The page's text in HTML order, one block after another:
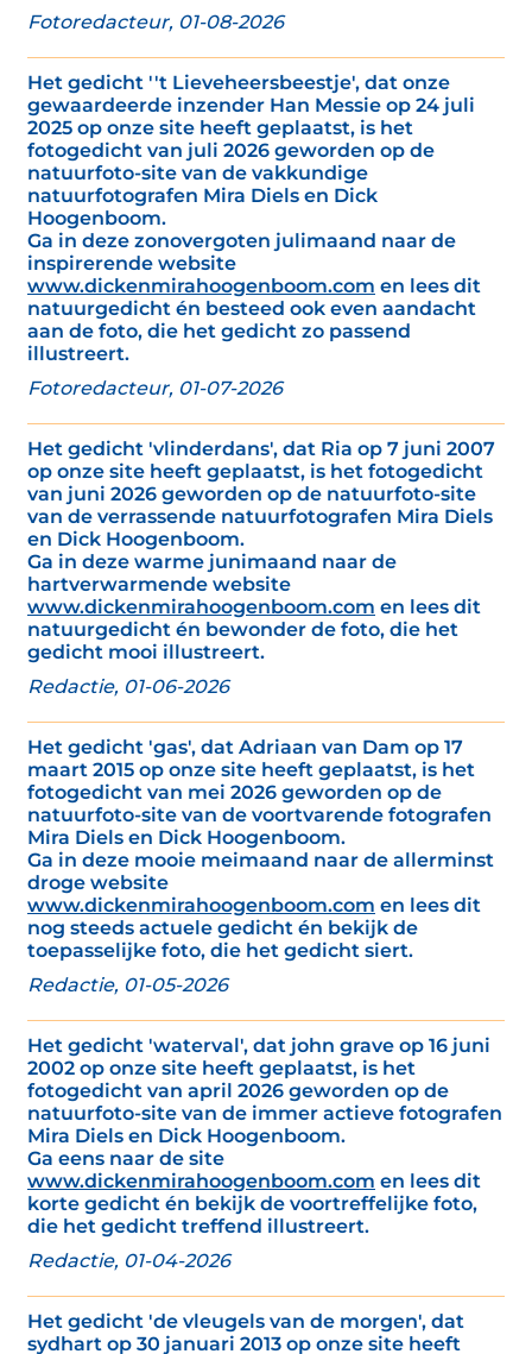
Fotoredacteur, 01-08-2026
Het gedicht ''t Lieveheersbeestje', dat onze
gewaardeerde inzender Han Messie op 24 juli
2025 op onze site heeft geplaatst, is het
fotogedicht van juli 2026 geworden op de
natuurfoto-site van de vakkundige
natuurfotografen Mira Diels en Dick
Hoogenboom.
Ga in deze zonovergoten julimaand naar de
inspirerende website
www.dickenmirahoogenboom.com en lees dit
natuurgedicht én besteed ook even aandacht
aan de foto, die het gedicht zo passend
illustreert.
Fotoredacteur, 01-07-2026
Het gedicht 'vlinderdans', dat Ria op 7 juni 2007
op onze site heeft geplaatst, is het fotogedicht
van juni 2026 geworden op de natuurfoto-site
van de verrassende natuurfotografen Mira Diels
en Dick Hoogenboom.
Ga in deze warme junimaand naar de
hartverwarmende website
www.dickenmirahoogenboom.com en lees dit
natuurgedicht én bewonder de foto, die het
gedicht mooi illustreert.
Redactie, 01-06-2026
Het gedicht 'gas', dat Adriaan van Dam op 17
maart 2015 op onze site heeft geplaatst, is het
fotogedicht van mei 2026 geworden op de
natuurfoto-site van de voortvarende fotografen
Mira Diels en Dick Hoogenboom.
Ga in deze mooie meimaand naar de allerminst
droge website
www.dickenmirahoogenboom.com en lees dit
nog steeds actuele gedicht én bekijk de
toepasselijke foto, die het gedicht siert.
Redactie, 01-05-2026
Het gedicht 'waterval', dat john grave op 16 juni
2002 op onze site heeft geplaatst, is het
fotogedicht van april 2026 geworden op de
natuurfoto-site van de immer actieve fotografen
Mira Diels en Dick Hoogenboom.
Ga eens naar de site
www.dickenmirahoogenboom.com en lees dit
korte gedicht én bekijk de voortreffelijke foto,
die het gedicht treffend illustreert.
Redactie, 01-04-2026
Het gedicht 'de vleugels van de morgen', dat
sydhart op 30 januari 2013 op onze site heeft